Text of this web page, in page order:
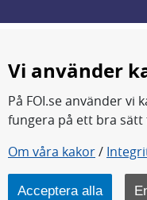
FOI forskar för en
teknikutveckling samt
Vi använder
På FOI.se använder vi
fungera på ett bra sätt
Om våra kakor/
Acceptera alla